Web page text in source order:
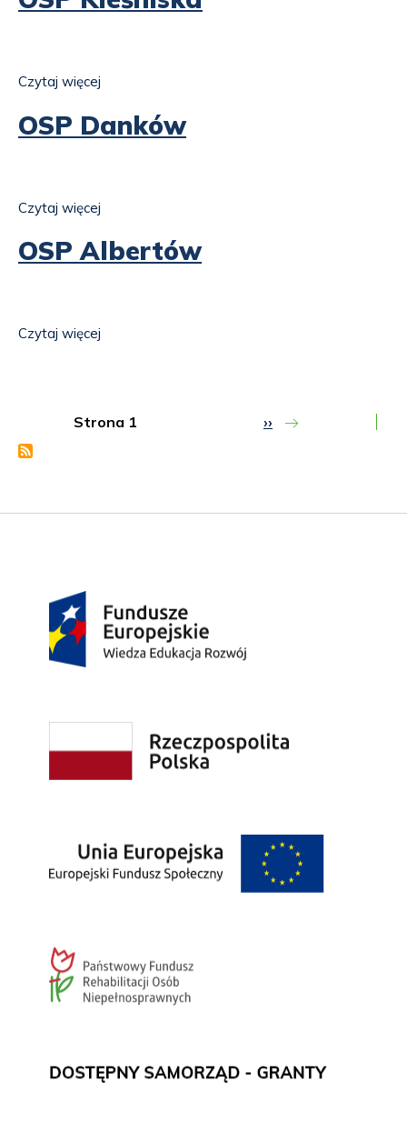
Czytaj więcej
Kleśniska
OSP Danków
Czytaj więcej
Danków
OSP Albertów
Czytaj więcej
Stronicowanie
Strona 1
Następna
››